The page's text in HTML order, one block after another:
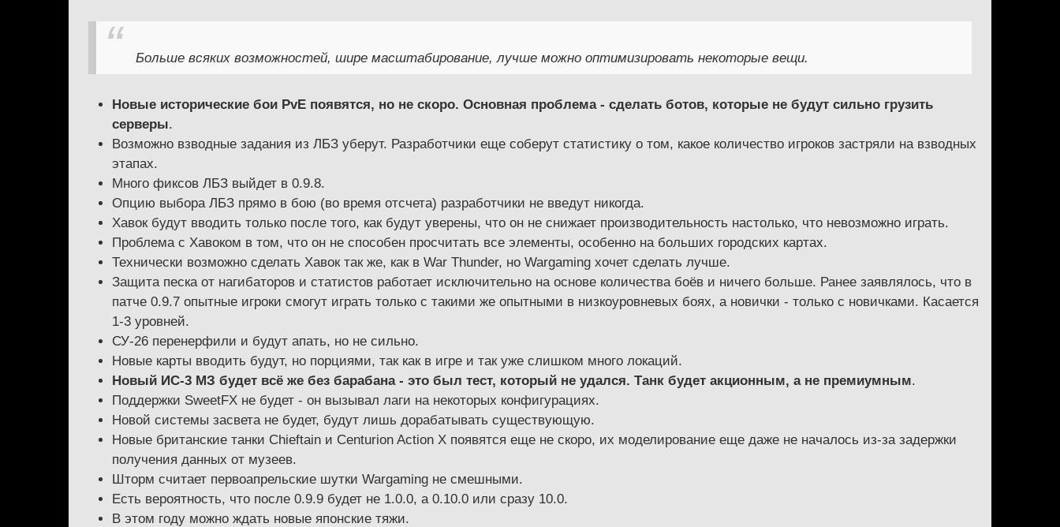
Больше всяких возможностей, шире масштабирование, лучше можно оптимизировать некоторые вещи.
Новые исторические бои PvE появятся, но не скоро. Основная проблема - сделать ботов, которые не будут сильно грузить
серверы.
Возможно взводные задания из ЛБЗ уберут. Разработчики еще соберут статистику о том, какое количество игроков застряли на взводных
этапах.
Много фиксов ЛБЗ выйдет в 0.9.8.
Опцию выбора ЛБЗ прямо в бою (во время отсчета) разработчики не введут никогда.
Хавок будут вводить только после того, как будут уверены, что он не снижает производительность настолько, что невозможно играть.
Проблема с Хавоком в том, что он не способен просчитать все элементы, особенно на больших городских картах.
Технически возможно сделать Хавок так же, как в War Thunder, но Wargaming хочет сделать лучше.
Защита песка от нагибаторов и статистов работает исключительно на основе количества боёв и ничего больше. Ранее заявлялось, что в
патче 0.9.7 опытные игроки смогут играть только с такими же опытными в низкоуровневых боях, а новички - только с новичками. Касается
1-3 уровней.
СУ-26 перенерфили и будут апать, но не сильно.
Новые карты вводить будут, но порциями, так как в игре и так уже слишком много локаций.
Новый ИС-3 МЗ будет всё же без барабана - это был тест, который не удался. Танк будет акционным, а не премиумным.
Поддержки SweetFX не будет - он вызывал лаги на некоторых конфигурациях.
Новой системы засвета не будет, будут лишь дорабатывать существующую.
Новые британские танки Chieftain и Centurion Action X появятся еще не скоро, их моделирование еще даже не началось из-за задержки
получения данных от музеев.
Шторм считает первоапрельские шутки Wargaming не смешными.
Есть вероятность, что после 0.9.9 будет не 1.0.0, а 0.10.0 или сразу 10.0.
В этом году можно ждать новые японские тяжи.